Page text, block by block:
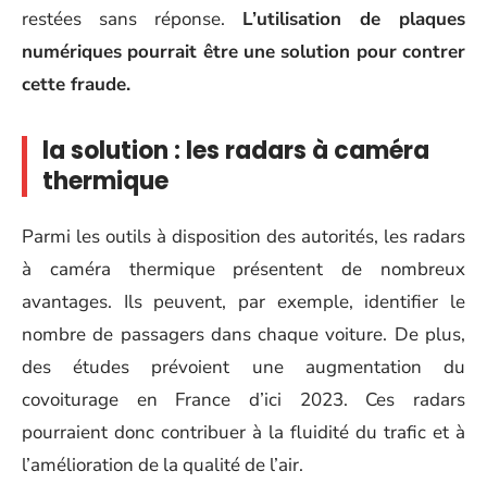
restées sans réponse. L’utilisation de plaques
numériques pourrait être une solution pour contrer
cette fraude.
la solution : les radars à caméra
thermique
Parmi les outils à disposition des autorités, les radars
à caméra thermique présentent de nombreux
avantages. Ils peuvent, par exemple, identifier le
nombre de passagers dans chaque voiture. De plus,
des études prévoient une augmentation du
covoiturage en France d’ici 2023. Ces radars
pourraient donc contribuer à la fluidité du trafic et à
l’amélioration de la qualité de l’air.